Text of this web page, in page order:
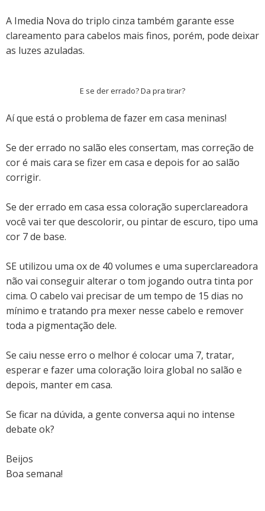
A Imedia Nova do triplo cinza também garante esse
clareamento para cabelos mais finos, porém, pode deixar
as luzes azuladas.
E se der errado? Da pra tirar?
Aí que está o problema de fazer em casa meninas!
Se der errado no salão eles consertam, mas correção de
cor é mais cara se fizer em casa e depois for ao salão
corrigir.
Se der errado em casa essa coloração superclareadora
você vai ter que descolorir, ou pintar de escuro, tipo uma
cor 7 de base.
SE utilizou uma ox de 40 volumes e uma superclareadora
não vai conseguir alterar o tom jogando outra tinta por
cima. O cabelo vai precisar de um tempo de 15 dias no
mínimo e tratando pra mexer nesse cabelo e remover
toda a pigmentação dele.
Se caiu nesse erro o melhor é colocar uma 7, tratar,
esperar e fazer uma coloração loira global no salão e
depois, manter em casa.
Se ficar na dúvida, a gente conversa aqui no intense
debate ok?
Beijos
Boa semana!